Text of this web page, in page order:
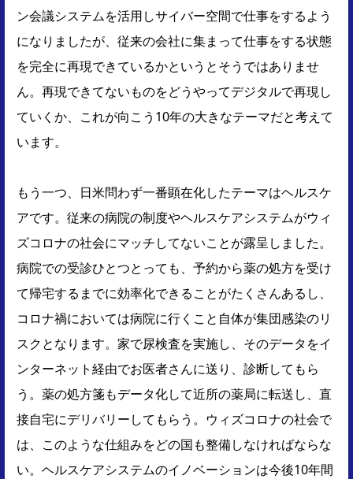
ン会議システムを活用しサイバー空間で仕事をするよう
になりましたが、従来の会社に集まって仕事をする状態
を完全に再現できているかというとそうではありませ
ん。再現できてないものをどうやってデジタルで再現し
ていくか、これが向こう10年の大きなテーマだと考えて
います。
もう一つ、日米問わず一番顕在化したテーマはヘルスケ
アです。従来の病院の制度やヘルスケアシステムがウィ
ズコロナの社会にマッチしてないことが露呈しました。
病院での受診ひとつとっても、予約から薬の処方を受け
て帰宅するまでに効率化できることがたくさんあるし、
コロナ禍においては病院に行くこと自体が集団感染のリ
スクとなります。家で尿検査を実施し、そのデータをイ
ンターネット経由でお医者さんに送り、診断してもら
う。薬の処方箋もデータ化して近所の薬局に転送し、直
接自宅にデリバリーしてもらう。ウィズコロナの社会で
は、このような仕組みをどの国も整備しなければならな
い。ヘルスケアシステムのイノベーションは今後10年間